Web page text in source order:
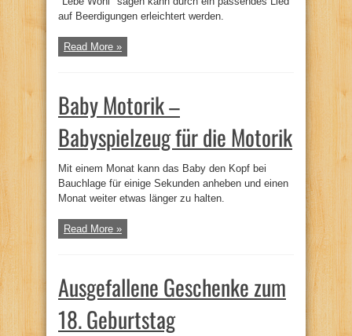
auf Beerdigungen erleichtert werden.
Read More »
Baby Motorik –
Babyspielzeug für die Motorik
Mit einem Monat kann das Baby den Kopf bei
Bauchlage für einige Sekunden anheben und einen
Monat weiter etwas länger zu halten.
Read More »
Ausgefallene Geschenke zum
18. Geburtstag